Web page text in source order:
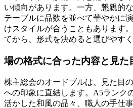
い傾向があります。一方、懇親的
テーブルに品数を並べて華やかに
けスタイルが合うこともあります
てから、形式を決めると選びやすく
場の格式に合った内容と見た
株主総会のオードブルは、見た目
への印象に直結します。A5ランク
活かした和風の品々、職人の手仕